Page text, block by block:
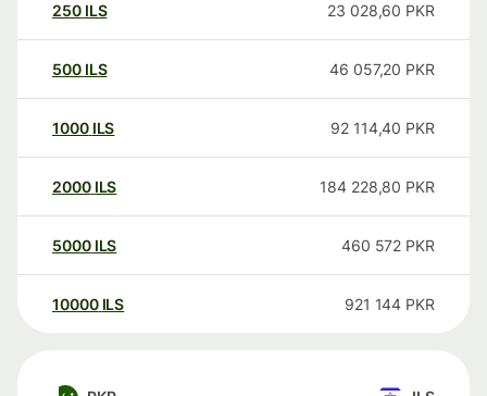
250 ILS 23 028,60 PKR
500 ILS 46 057,20 PKR
1000 ILS 92 114,40 PKR
2000 ILS 184 228,80 PKR
5000 ILS 460 572 PKR
10000 ILS 921 144 PKR